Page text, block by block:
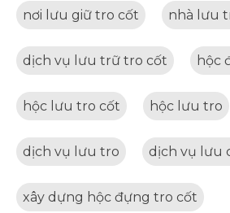
nơi lưu giữ tro cốt nhà lưu
dịch vụ lưu trữ tro cốt hộc
hộc lưu tro cốt hộc lưu tro
dịch vụ lưu tro dịch vụ lưu
xây dựng hộc đựng tro cốt